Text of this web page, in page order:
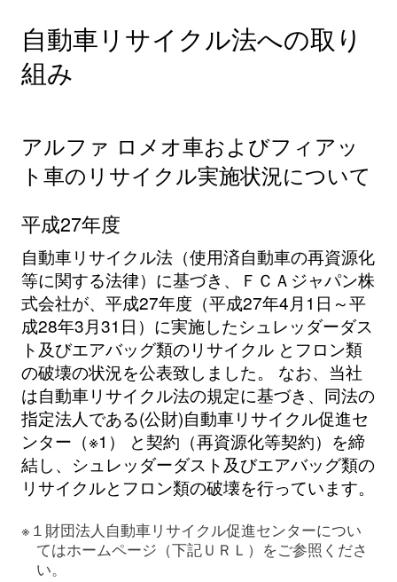
自動車リサイクル法への取り
組み
アルファ ロメオ車およびフィアッ
ト車のリサイクル実施状況について
平成27年度
自動車リサイクル法（使用済自動車の再資源化
等に関する法律）に基づき、ＦＣＡジャパン株
式会社が、平成27年度（平成27年4月1日～平
成28年3月31日）に実施したシュレッダーダス
ト及びエアバッグ類のリサイクル とフロン類
の破壊の状況を公表致しました。 なお、当社
は自動車リサイクル法の規定に基づき、同法の
指定法人である(公財)自動車リサイクル促進セ
ンター（※1） と契約（再資源化等契約）を締
結し、シュレッダーダスト及びエアバッグ類の
リサイクルとフロン類の破壊を行っています。
※１財団法人自動車リサイクル促進センターについ
てはホームページ（下記ＵＲＬ）をご参照くださ
い。